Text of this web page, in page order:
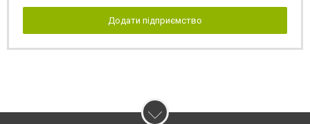
Додати підприємство